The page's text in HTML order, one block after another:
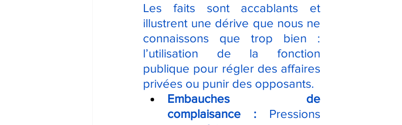
Les faits sont accablants et
illustrent une dérive que nous ne
connaissons que trop bien :
l’utilisation de la fonction
publique pour régler des affaires
privées ou punir des opposants.
Embauches de
complaisance : Pressions